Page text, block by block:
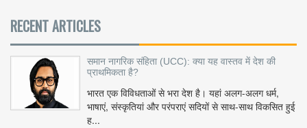
RECENT ARTICLES
समान नागरिक संहिता (UCC): क्या यह वास्तव में देश की
प्राथमिकता है?
भारत एक विविधताओं से भरा देश है। यहां अलग-अलग धर्म,
भाषाएं, संस्कृतियां और परंपराएं सदियों से साथ-साथ विकसित हुई
ह...